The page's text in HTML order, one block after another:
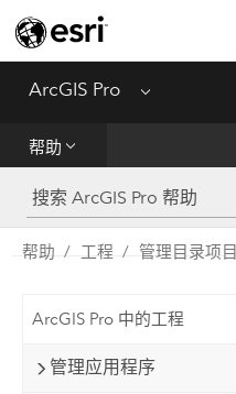
ArcGIS Pro Menu
帮助
工具参考
Python
帮助 工程 管理目录项目
ArcGIS Pro 中的工程
管理应用程序